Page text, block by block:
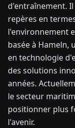
CONTACTEZ-
NOUS
d'entraînement. Il
repères en
l'environnement
basée à Hameln,
en technologie
des solutions
années.
le secteur
positionner plus
l'avenir.